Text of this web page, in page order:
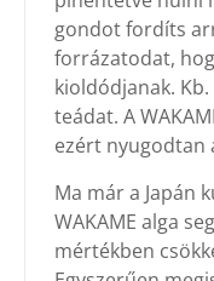
gondot fordíts
forrázatodat,
kioldódjanak.
teádat. A
ezért nyugodtan
Ma már a Japán
WAKAME alga
mértékben